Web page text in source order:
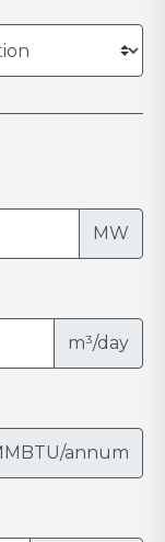
MW
m³/day
annum